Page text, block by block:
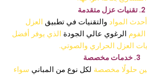
2. تقنيات عزل متقدمة
المواد والتقنيات في تطبيق العزل
الرغوي عالي الجودة الذي يوفر أفضل
العزل الحراري والصوتي.
3. خدمات مخصصة
حلولًا مخصصة لكل نوع من المباني سواء